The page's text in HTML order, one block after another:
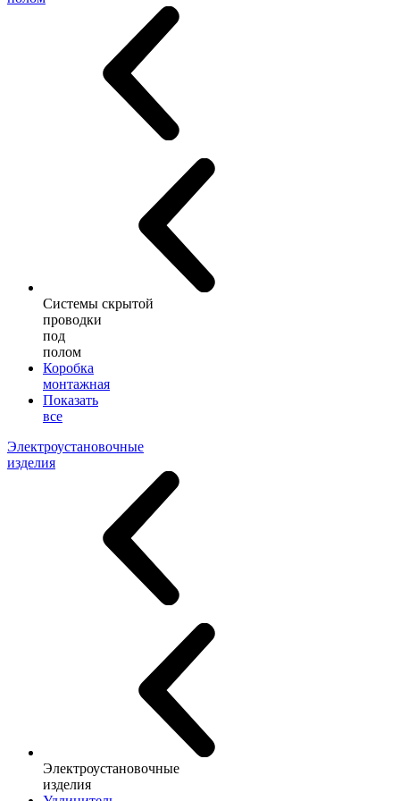
Системы скрытой
проводки
под
полом
Коробка
монтажная
Показать
все
Электроустановочные
изделия
Электроустановочные
изделия